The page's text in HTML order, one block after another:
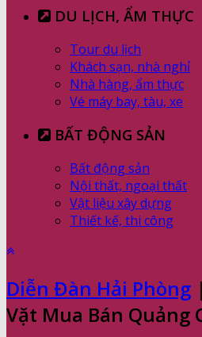
DU LỊCH, ẨM THỰC
Tour du lịch
Khách sạn, nhà nghỉ
Nhà hàng, ẩm thực
Vé máy bay, tàu, xe
BẤT ĐỘNG SẢN
Bất động sản
Nội thất, ngoại thất
Vật liệu xây dựng
Thiết kế, thi công
Diễn Đàn Hải Phòng
Vặt Mua Bán Quảng